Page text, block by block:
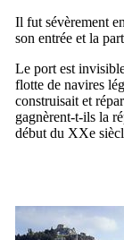
Il fut sévèrement
son entrée et la
Le port est
flotte de navires
construisait et
gagnèrent-t-ils la
début du XXe